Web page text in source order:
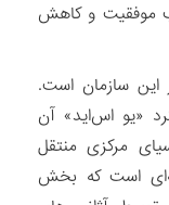
موفقیت و کاهش
این سازمان است.
«یو اس‌اید» آن
مرکزی منتقل
است که بخش